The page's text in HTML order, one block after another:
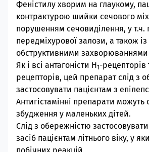
Феністилу хворим на глаукому,
контрактурою шийки сечового
порушенням сечовиділення, у т.ч.
передміхурової залози, а також
обструктивними захворюваннями
Як і всі антагоністи H1 -рецепторів
рецепторів, цей препарат слід з
застосовувати пацієнтам з
Антигістамінні препарати можуть
збудження у маленьких дітей.
Слід з обережністю
засіб пацієнтам літнього віку, у